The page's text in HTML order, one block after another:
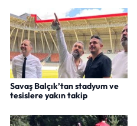
Savaş Balçık’tan stadyum ve
tesislere yakın takip